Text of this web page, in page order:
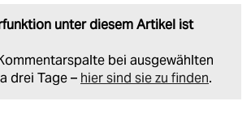
unter diesem Artikel ist
bei ausgewählten
drei Tage – hier sind sie zu finden.